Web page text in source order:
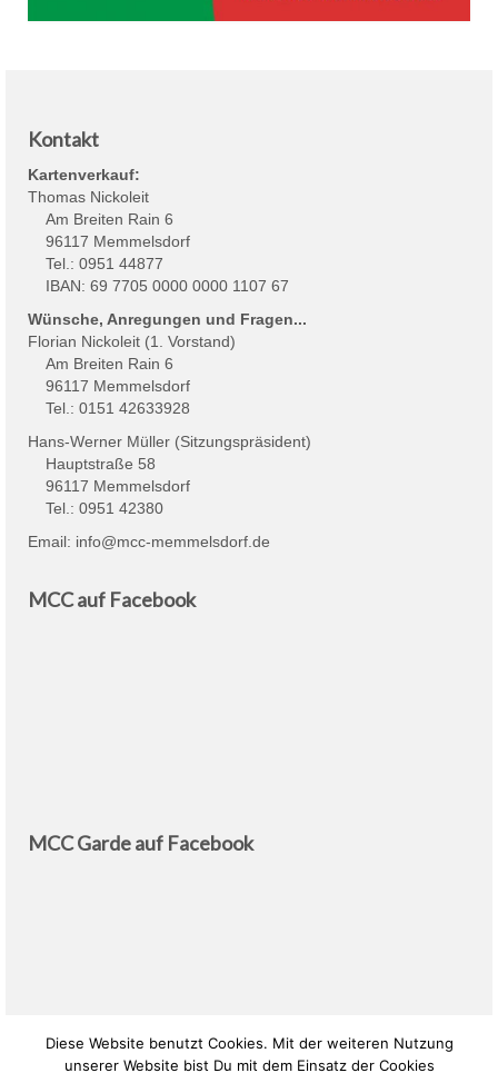
Kontakt
Kartenverkauf:
Thomas Nickoleit
Am Breiten Rain 6
96117 Memmelsdorf
Tel.: 0951 44877
IBAN: 69 7705 0000 0000 1107 67
Wünsche, Anregungen und Fragen...
Florian Nickoleit (1. Vorstand)
Am Breiten Rain 6
96117 Memmelsdorf
Tel.: 0151 42633928
Hans-Werner Müller (Sitzungspräsident)
Hauptstraße 58
96117 Memmelsdorf
Tel.: 0951 42380
Email: info@mcc-memmelsdorf.de
MCC auf Facebook
MCC Garde auf Facebook
Diese Website benutzt Cookies. Mit der weiteren Nutzung
unserer Website bist Du mit dem Einsatz der Cookies